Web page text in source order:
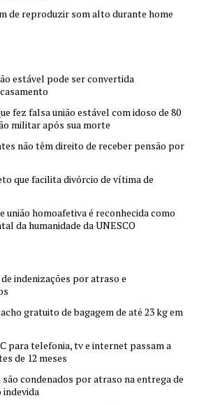
de reproduzir som alto durante home
estável pode ser convertida
fez falsa união estável com idoso de 80
militar após sua morte
não têm direito de receber pensão por
que facilita divórcio de vítima de
união homoafetiva é reconhecida como
da humanidade da UNESCO
indenizações por atraso e
gratuito de bagagem de até 23 kg em
para telefonia, tv e internet passam a
de 12 meses
condenados por atraso na entrega de
indevida